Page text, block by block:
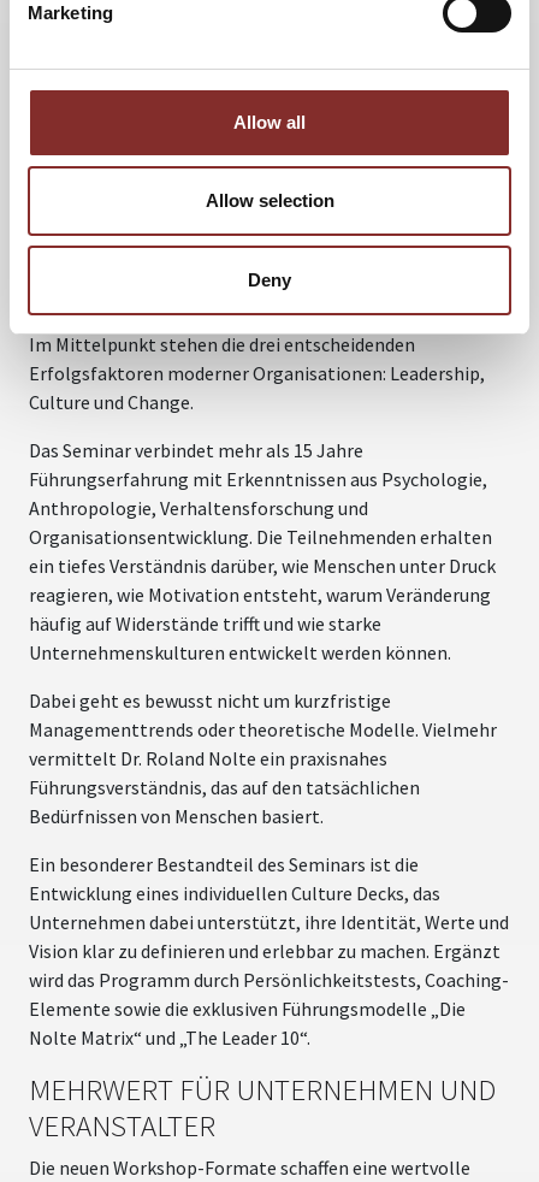
Marketing
Allow all
Allow selection
Deny
RE:HUMAN – DAS MASTER-SEMINAR
FÜR LEADERSHIP, CULTURE UND
Neben dem Workshop-Angebot erweitert Dr. Roland
Das Programm richtet sich an Führungskräfte,
Management-Teams, HR-Verantwortliche und
Veränderungsfähigkeit ganzheitlich entwickeln möchten.
Im Mittelpunkt stehen die drei entscheidenden
Erfolgsfaktoren moderner Organisationen: Leadership,
Culture und Change.
Das Seminar verbindet mehr als 15 Jahre
Führungserfahrung mit Erkenntnissen aus Psychologie,
Anthropologie, Verhaltensforschung und
Organisationsentwicklung. Die Teilnehmenden erhalten
ein tiefes Verständnis darüber, wie Menschen unter Druck
reagieren, wie Motivation entsteht, warum Veränderung
häufig auf Widerstände trifft und wie starke
Unternehmenskulturen entwickelt werden können.
Dabei geht es bewusst nicht um kurzfristige
Managementtrends oder theoretische Modelle. Vielmehr
vermittelt Dr. Roland Nolte ein praxisnahes
Führungsverständnis, das auf den tatsächlichen
Bedürfnissen von Menschen basiert.
Ein besonderer Bestandteil des Seminars ist die
Entwicklung eines individuellen Culture Decks, das
Unternehmen dabei unterstützt, ihre Identität, Werte und
Vision klar zu definieren und erlebbar zu machen. Ergänzt
wird das Programm durch Persönlichkeitstests, Coaching-
Elemente sowie die exklusiven Führungsmodelle „Die
Nolte Matrix“ und „The Leader 10“.
MEHRWERT FÜR UNTERNEHMEN UND
VERANSTALTER
Die neuen Workshop-Formate schaffen eine wertvolle